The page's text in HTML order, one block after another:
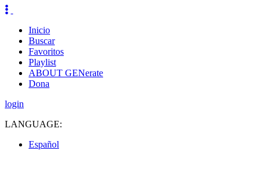
Inicio
Buscar
Favoritos
Playlist
ABOUT GENerate
Dona
login
LANGUAGE:
Español